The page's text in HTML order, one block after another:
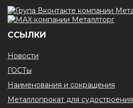
ССЫЛКИ
Новости
ГОСТы
Наименования и сокращения
Металлопрокат для судостроения